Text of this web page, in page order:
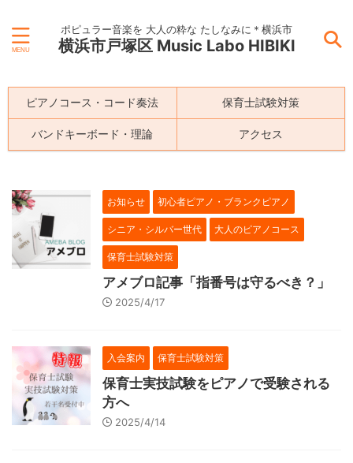
ポピュラー音楽を 大人の粋な たしなみに＊横浜市
横浜市戸塚区 Music Labo HIBIKI
ピアノコース・コード奏法 保育士試験対策
バンドキーボード・理論 アクセス
お知らせ 初心者ピアノ・ブランクピアノ
シニア・シルバー世代 大人のピアノコース
保育士試験対策
アメブロ記事「指番号は守るべき？」
2025/4/17
入会案内 保育士試験対策
保育士実技試験をピアノで受験される
方へ
2025/4/14